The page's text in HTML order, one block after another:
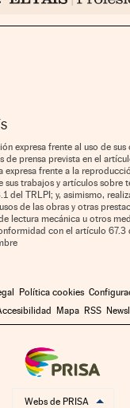
expresa frente al uso de
de prensa prevista en el
expresa frente a la
trabajos y artículos sobre
del TRLPI; y, asimismo,
de las obras y otras
lectura mecánica u otros
con el artículo 67.3
Política cookies
Mapa RSS
Webs de PRISA